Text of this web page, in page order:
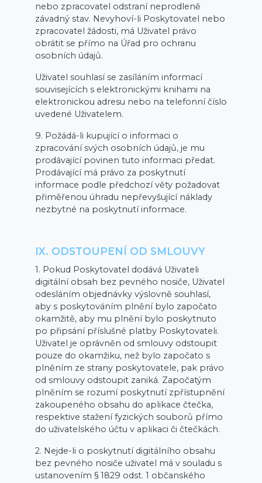
nebo zpracovatel odstraní neprodleně
závadný stav. Nevyhoví-li Poskytovatel nebo
zpracovatel žádosti, má Uživatel právo
obrátit se přímo na Úřad pro ochranu
osobních údajů.
Uživatel souhlasí se zasíláním informací
souvisejících s elektronickými knihami na
elektronickou adresu nebo na telefonní číslo
uvedené Uživatelem.
9. Požádá-li kupující o informaci o
zpracování svých osobních údajů, je mu
prodávající povinen tuto informaci předat.
Prodávající má právo za poskytnutí
informace podle předchozí věty požadovat
přiměřenou úhradu nepřevyšující náklady
nezbytné na poskytnutí informace.
IX. ODSTOUPENÍ OD SMLOUVY
1. Pokud Poskytovatel dodává Uživateli
digitální obsah bez pevného nosiče, Uživatel
odesláním objednávky výslovně souhlasí,
aby s poskytováním plnění bylo započato
okamžitě, aby mu plnění bylo poskytnuto
po připsání příslušné platby Poskytovateli.
Uživatel je oprávněn od smlouvy odstoupit
pouze do okamžiku, než bylo započato s
plněním ze strany poskytovatele, pak právo
od smlouvy odstoupit zaniká. Započatým
plněním se rozumí poskytnutí zpřístupnění
zakoupeného obsahu do aplikace čtečka,
respektive stažení fyzických souborů přímo
do uživatelského účtu v aplikaci či čtečkách.
2. Nejde-li o poskytnutí digitálního obsahu
bez pevného nosiče uživatel má v souladu s
ustanovením § 1829 odst. 1 občanského